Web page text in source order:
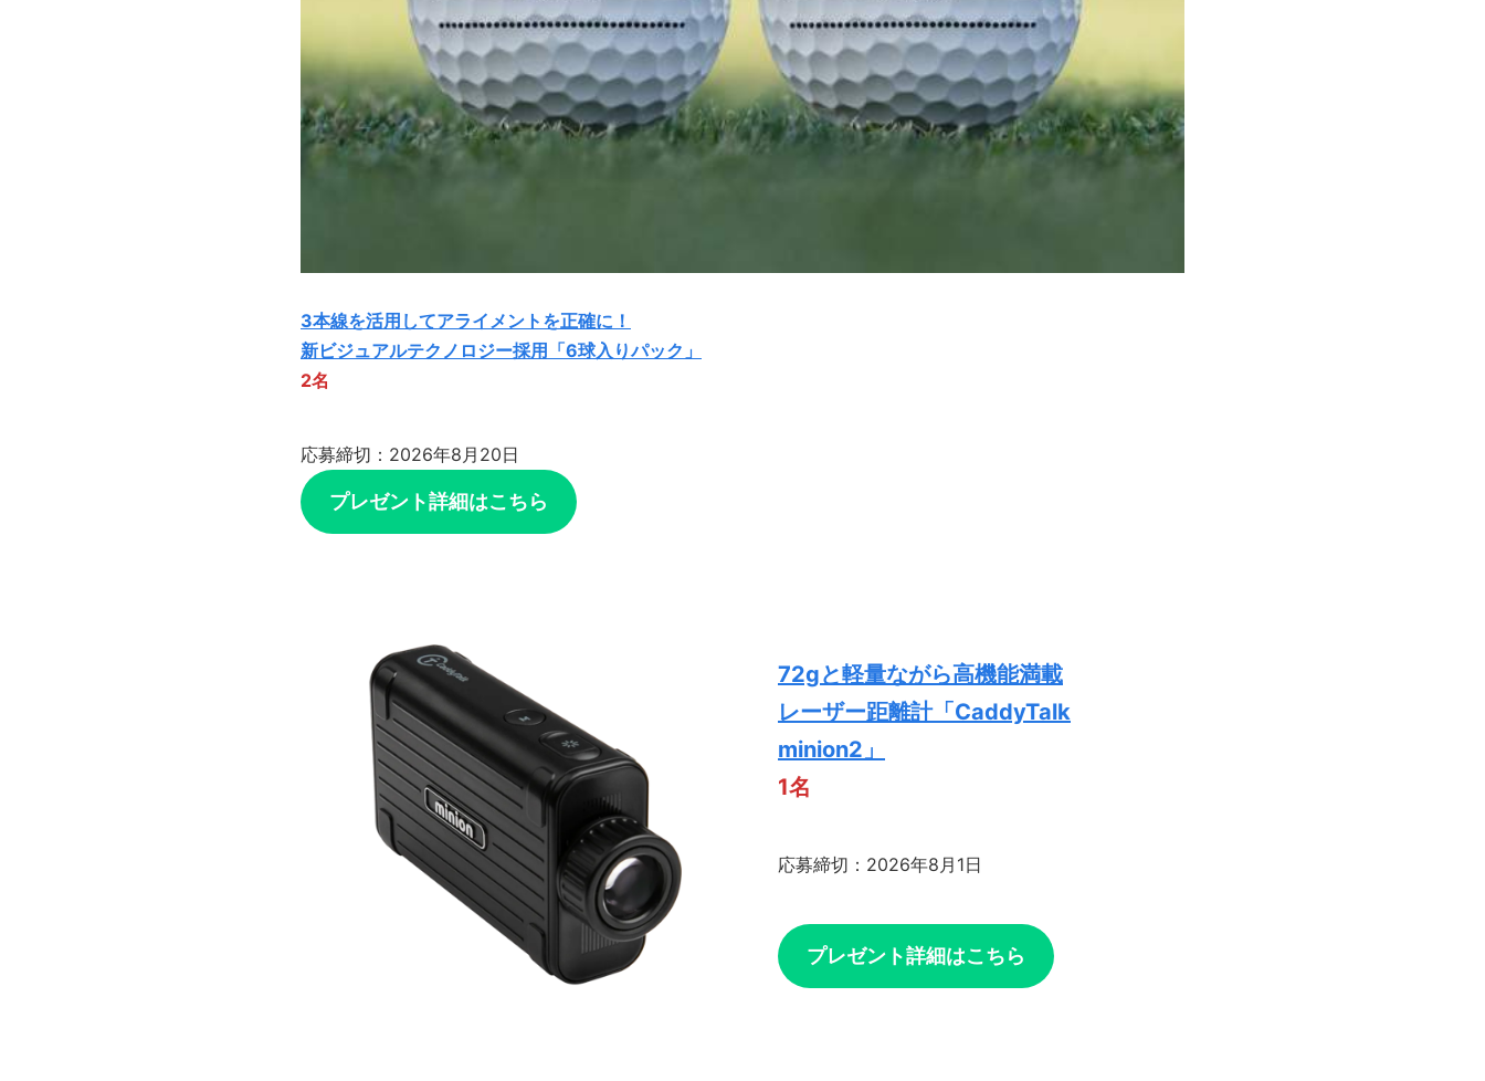
3本線を活用してアライメントを正確に！
新ビジュアルテクノロジー採用「6球入りパック」
2名
応募締切：2026年8月20日
プレゼント詳細はこちら
72gと軽量ながら高機能満載
レーザー距離計「CaddyTalk
minion2」
1名
応募締切：2026年8月1日
プレゼント詳細はこちら